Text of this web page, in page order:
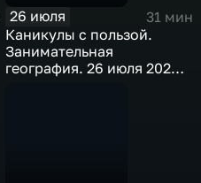
26 июля
31 мин
Каникулы с пользой.
Занимательная
география. 26 июля 2026